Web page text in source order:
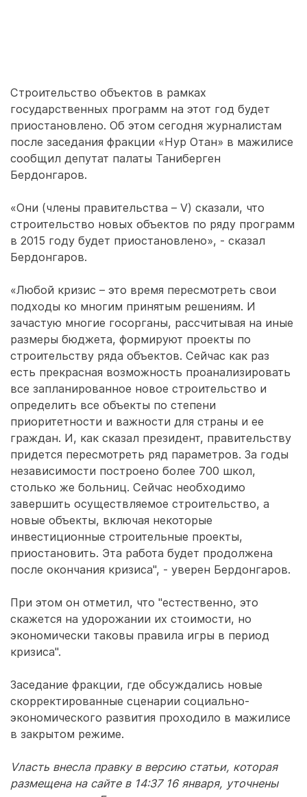
Строительство объектов в рамках
государственных программ на этот год будет
приостановлено. Об этом сегодня журналистам
после заседания фракции «Нур Отан» в мажилисе
сообщил депутат палаты Таниберген
Бердонгаров.
«Они (члены правительства – V) сказали, что
строительство новых объектов по ряду программ
в 2015 году будет приостановлено», - сказал
Бердонгаров.
«Любой кризис – это время пересмотреть свои
подходы ко многим принятым решениям. И
зачастую многие госорганы, рассчитывая на иные
размеры бюджета, формируют проекты по
строительству ряда объектов. Сейчас как раз
есть прекрасная возможность проанализировать
все запланированное новое строительство и
определить все объекты по степени
приоритетности и важности для страны и ее
граждан. И, как сказал президент, правительству
придется пересмотреть ряд параметров. За годы
независимости построено более 700 школ,
столько же больниц. Сейчас необходимо
завершить осуществляемое строительство, а
новые объекты, включая некоторые
инвестиционные строительные проекты,
приостановить. Эта работа будет продолжена
после окончания кризиса", - уверен Бердонгаров.
При этом он отметил, что "естественно, это
скажется на удорожании их стоимости, но
экономически таковы правила игры в период
кризиса".
Заседание фракции, где обсуждались новые
скорректированные сценарии социально-
экономического развития проходило в мажилисе
в закрытом режиме.
Vласть внесла правку в версию статьи, которая
размещена на сайте в 14:37 16 января, уточнены